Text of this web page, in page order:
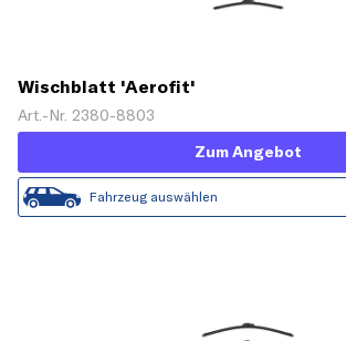
Wischblatt 'Aerofit'
Art.-Nr. 2380-8803
Zum Angebot
Fahrzeug auswählen